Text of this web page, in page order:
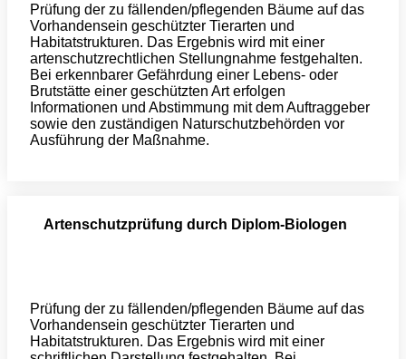
Prüfung der zu fällenden/pflegenden Bäume auf das
Vorhandensein geschützter Tierarten und
Habitatstrukturen. Das Ergebnis wird mit einer
artenschutzrechtlichen Stellungnahme festgehalten.
Bei erkennbarer Gefährdung einer Lebens- oder
Brutstätte einer geschützten Art erfolgen
Informationen und Abstimmung mit dem Auftraggeber
sowie den zuständigen Naturschutzbehörden vor
Ausführung der Maßnahme.
Artenschutzprüfung durch Diplom-Biologen
Prüfung der zu fällenden/pflegenden Bäume auf das
Vorhandensein geschützter Tierarten und
Habitatstrukturen. Das Ergebnis wird mit einer